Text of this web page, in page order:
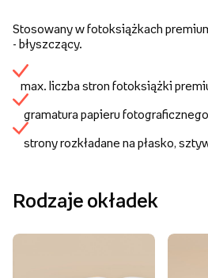
Stosowany w fotoksiążkach
- błyszczący.
max. liczba stron fotoksiążki
gramatura papieru
strony rozkładane na płasko,
Rodzaje okładek